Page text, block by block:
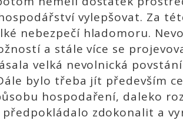
vylepšovat. Za
nebezpečí hladomoru.
a stále více se
velká nevolnická
bylo třeba jít především
hospodaření, daleko
předpokládalo zdokonalit a